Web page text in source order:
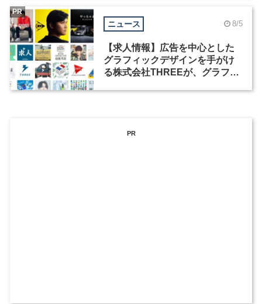
ニュース 8/5
【求人情報】広告を中心とした
グラフィックデザインを手がけ
る株式会社THREEが、グラフィ
PR
PR